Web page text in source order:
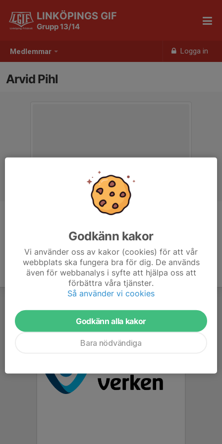
Medlemmar Logga in
LINKÖPINGS GIF
Grupp 13/14
Arvid Pihl
Godkänn kakor
Vi använder oss av kakor (cookies) för att vår
webbplats ska fungera bra för dig. De används
även för webbanalys i syfte att hjälpa oss att
förbättra våra tjänster.
Så använder vi cookies
Godkänn alla kakor
Bara nödvändiga